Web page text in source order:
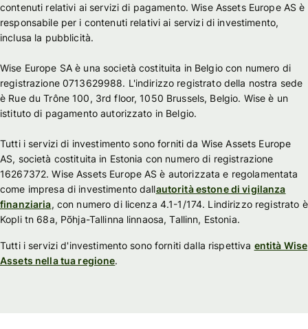
contenuti relativi ai servizi di pagamento. Wise Assets Europe AS è
responsabile per i contenuti relativi ai servizi di investimento,
inclusa la pubblicità.
Wise Europe SA è una società costituita in Belgio con numero di
registrazione 0713629988. L'indirizzo registrato della nostra sede
è Rue du Trône 100, 3rd floor, 1050 Brussels, Belgio. Wise è un
istituto di pagamento autorizzato in Belgio.
Tutti i servizi di investimento sono forniti da Wise Assets Europe
AS, società costituita in Estonia con numero di registrazione
16267372. Wise Assets Europe AS è autorizzata e regolamentata
come impresa di investimento dallautorità estone di vigilanza
finanziaria, con numero di licenza 4.1-1/174. Lindirizzo registrato è
Kopli tn 68a, Põhja-Tallinna linnaosa, Tallinn, Estonia.
Tutti i servizi d'investimento sono forniti dalla rispettiva entità Wise
Assets nella tua regione.